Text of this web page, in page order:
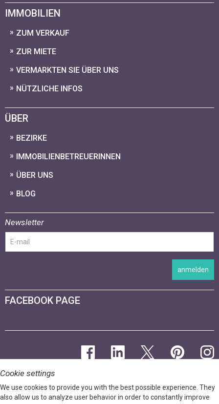
IMMOBILIEN
ZUM VERKAUF
ZUR MIETE
VERMARKTEN SIE ÜBER UNS
NÜTZLICHE INFOS
ÜBER
BEZIRKE
IMMOBILIENBETREUERINNEN
ÜBER UNS
BLOG
Newsletter
anmelden
FACEBOOK PAGE
Cookie settings
We use cookies to provide you with the best possible experience. They
also allow us to analyze user behavior in order to constantly improve